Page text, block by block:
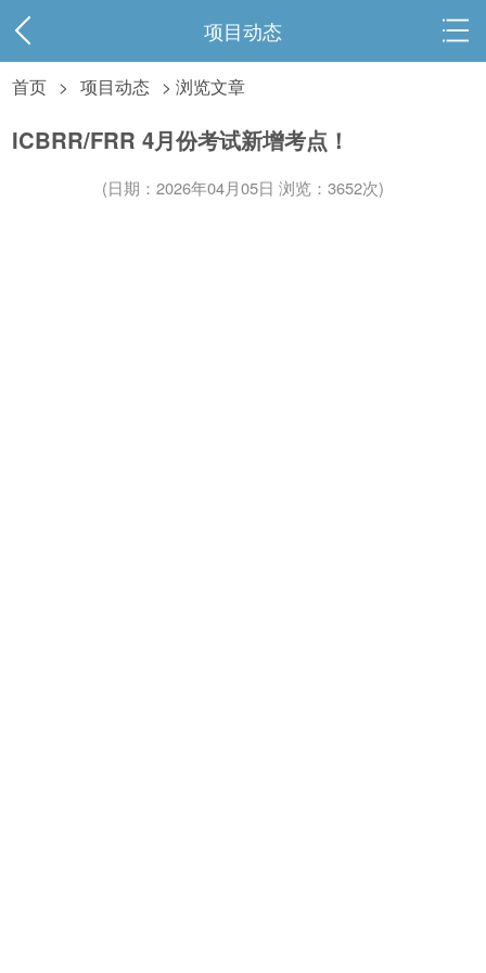
项目动态
首页 > 项目动态 > 浏览文章
ICBRR/FRR 4月份考试新增考点！
(日期：2026年04月05日 浏览： 3652次)